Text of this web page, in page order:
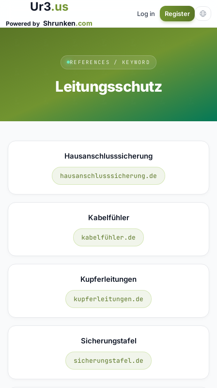
Ur3.us
Powered by Shrunken.com
Log in Register
REFERENCES / KEYWORD
Leitungsschutz
Hausanschlusssicherung
hausanschlusssicherung.de
Kabelfühler
kabelfühler.de
Kupferleitungen
kupferleitungen.de
Sicherungstafel
sicherungstafel.de